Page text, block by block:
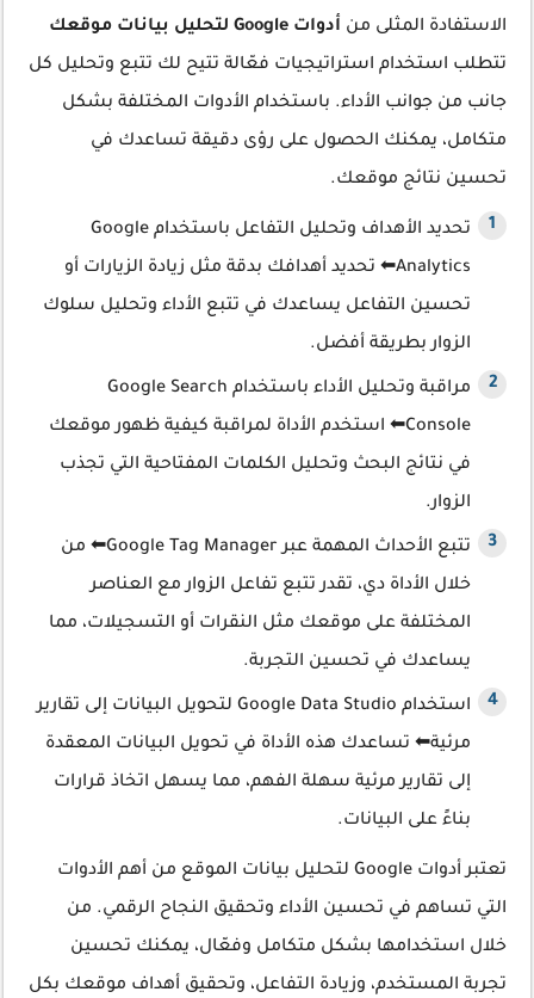
الاستفادة المثلى من أدوات Google لتحليل بيانات موقعك
تتطلب استخدام استراتيجيات فعّالة تتيح لك تتبع وتحليل كل
جانب من جوانب الأداء. باستخدام الأدوات المختلفة بشكل
متكامل، يمكنك الحصول على رؤى دقيقة تساعدك في
تحسين نتائج موقعك.
تحديد الأهداف وتحليل التفاعل باستخدام Google
Analytics⬅ تحديد أهدافك بدقة مثل زيادة الزيارات أو
تحسين التفاعل يساعدك في تتبع الأداء وتحليل سلوك
الزوار بطريقة أفضل.
مراقبة وتحليل الأداء باستخدام Google Search
Console⬅ استخدم الأداة لمراقبة كيفية ظهور موقعك
في نتائج البحث وتحليل الكلمات المفتاحية التي تجذب
الزوار.
تتبع الأحداث المهمة عبر Google Tag Manager⬅ من
خلال الأداة دي، تقدر تتبع تفاعل الزوار مع العناصر
المختلفة على موقعك مثل النقرات أو التسجيلات، مما
يساعدك في تحسين التجربة.
استخدام Google Data Studio لتحويل البيانات إلى تقارير
مرئية⬅ تساعدك هذه الأداة في تحويل البيانات المعقدة
إلى تقارير مرئية سهلة الفهم، مما يسهل اتخاذ قرارات
بناءً على البيانات.
تعتبر أدوات Google لتحليل بيانات الموقع من أهم الأدوات
التي تساهم في تحسين الأداء وتحقيق النجاح الرقمي. من
خلال استخدامها بشكل متكامل وفعّال، يمكنك تحسين
تجربة المستخدم، وزيادة التفاعل، وتحقيق أهداف موقعك بكل